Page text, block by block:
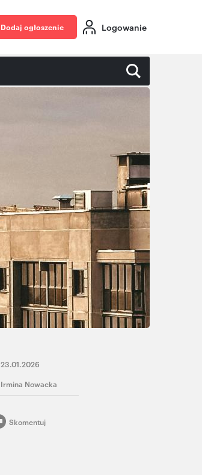
Dodaj ogłoszenie Logowanie
23.01.2026
Irmina Nowacka
Skomentuj